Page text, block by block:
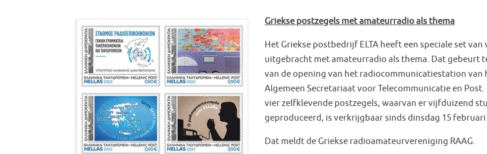
Griekse postzegels met amateurradio als thema
Het Griekse postbedrijf ELTA heeft een speciale set van
uitgebracht met amateurradio als thema. Dat gebeurt
van de opening van het radiocommunicatiestation van
Algemeen Secretariaat voor Telecommunicatie en
vier zelfklevende postzegels, waarvan er vijfduizend
geproduceerd, is verkrijgbaar sinds dinsdag 15 februari
Dat meldt de Griekse radioamateurvereniging RAAG.